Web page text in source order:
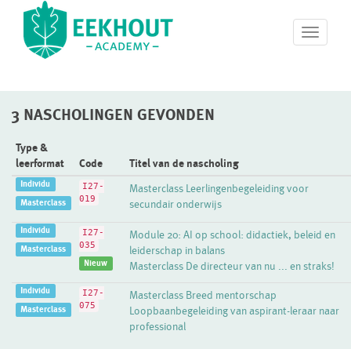
T
o
i
n
3 NASCHOLINGEN GEVONDEN
Type &
leerformat
Code Titel van de nascholing
Individu
Masterclass
I27-
019
Masterclass Leerlingenbegeleiding voor
secundair onderwijs
Individu
Masterclass
I27-
035
Nieuw
Module 20: AI op school: didactiek, beleid en
leiderschap in balans
Masterclass De directeur van nu ... en straks!
Individu
Masterclass
I27-
075
Masterclass Breed mentorschap
Loopbaanbegeleiding van aspirant-leraar naar
professional